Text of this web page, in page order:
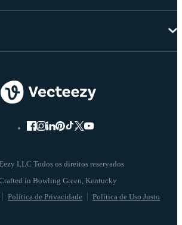
LLC Todos os direitos reservados
Política de Privacidade Política de Uso Justo